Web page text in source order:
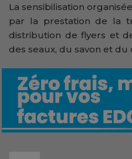
La sensibilisation
par la prestation de la
distribution de flyers et
des seaux, du savon et du